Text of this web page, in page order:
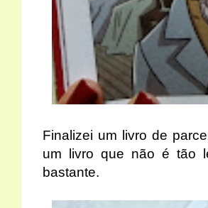
Finalizei um livro de
um livro que não é tão
bastante.